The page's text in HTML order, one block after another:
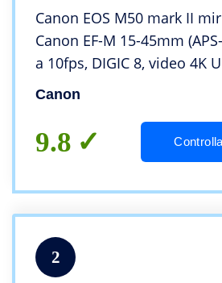
Canon EOS M50 mark II
Canon EF-M 15-45mm
a 10fps, DIGIC 8, video 4K
CMOS Auto Focus)
Canon
9.8
2